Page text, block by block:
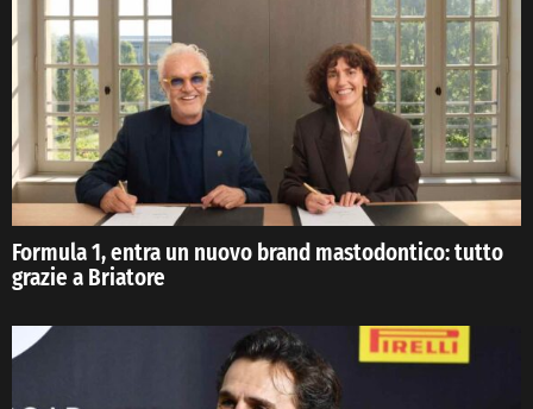
Formula 1, entra un nuovo brand mastodontico: tutto
grazie a Briatore